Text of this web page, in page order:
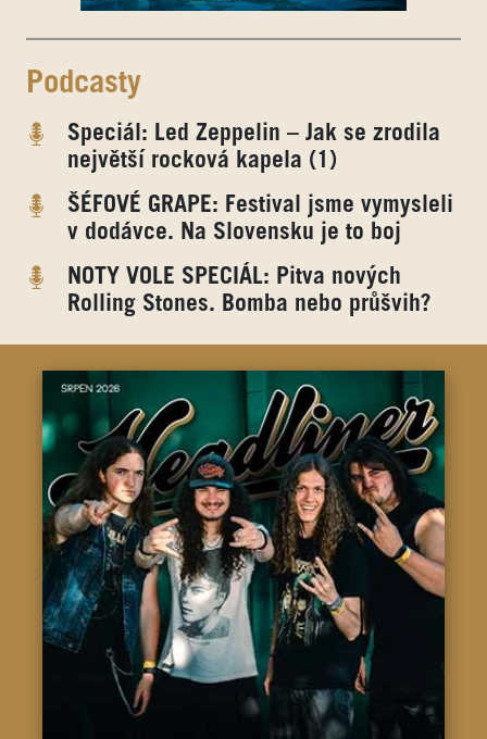
Podcasty
Speciál: Led Zeppelin – Jak se zrodila
největší rocková kapela (1)
ŠÉFOVÉ GRAPE: Festival jsme vymysleli
v dodávce. Na Slovensku je to boj
NOTY VOLE SPECIÁL: Pitva nových
Rolling Stones. Bomba nebo průšvih?